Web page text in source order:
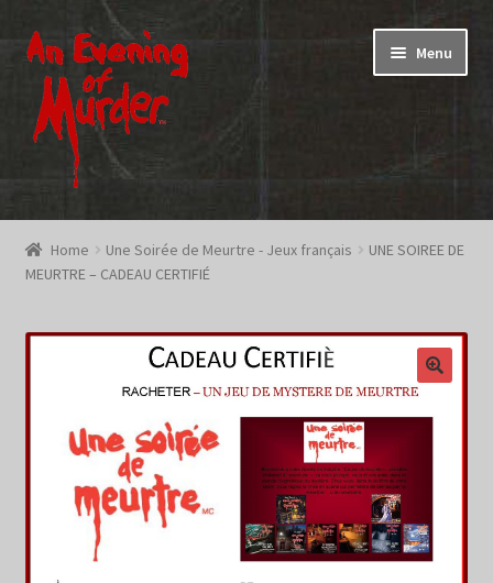
Skip
to
navigation
Skip
to
content
Menu
Home
Promotions & Specials
Testimonials
How To Play
My account
Home Une Soirée de Meurtre - Jeux français
UNE SOIREE DE
MEURTRE – CADEAU CERTIFIÉ